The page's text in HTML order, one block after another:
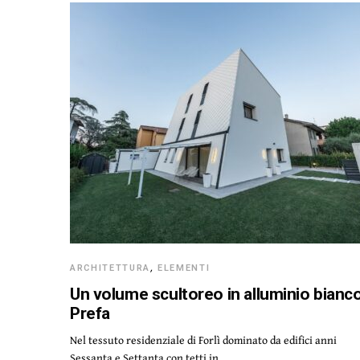
ARCHITETTURA,ELEMENTI
Un volume scultoreo in alluminio
Prefa
Nel tessuto residenziale di Forlì dominato da edifici anni